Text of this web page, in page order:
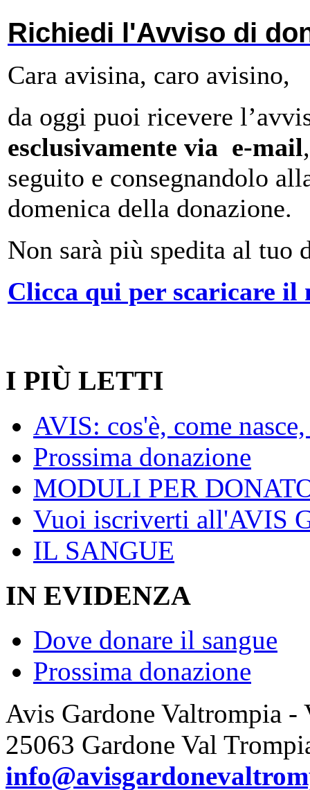
Richiedi l'Avviso di
Cara avisina, caro avisino,
da oggi puoi ricevere
esclusivamente via e-mail
seguito e consegnandolo
domenica della donazione.
Non sarà più spedita al
Clicca qui per scaricare il
I PIÙ LETTI
AVIS: cos'è, come
Prossima donazione
MODULI PER
Vuoi iscriverti all'AVIS
IL SANGUE
IN EVIDENZA
Dove donare il sangue
Prossima donazione
Avis Gardone Valtrompia
25063 Gardone Val